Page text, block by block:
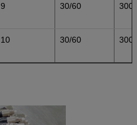
9 30/60
10 30/60